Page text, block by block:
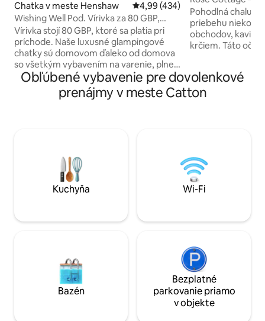
Chatka v meste Henshaw Priemerné ohodnotenie 4,99 z
4,99 (434)
Wishing Well Pod. Vírivka za 80 GBP,
platba pri príchode.
Vírivka stojí 80 GBP, ktoré sa platia pri
príchode. Naše luxusné glampingové
chatky sú domovom ďaleko od domova
so všetkým vybavením na varenie, plne
vybavenou vlastnou kúpeľňou,
manželskou posteľou a rozkladacou
pohovkou. Poskytujeme šampón,
vyzdvihnutie po 17.00 hod. zo Steel Rigg
a bezplatné vysadenie pred 9.00 hod.
Vhodné aj pre psov. Malá fritéza Airfryer,
malá mraznička a chladnička.
Pohodlná
priebehu
obchodov,
krčiem. Táto
láskyplne
štandard. Rozložte sa na 3 poschodiach
a iných pamiatok
výnimočných
Obľúbené vybavenie pre dovolenkové
prenájmy v meste Catton
Kuchyňa Wi-Fi
Bazén
Bezplatné
parkovanie priamo
v objekte